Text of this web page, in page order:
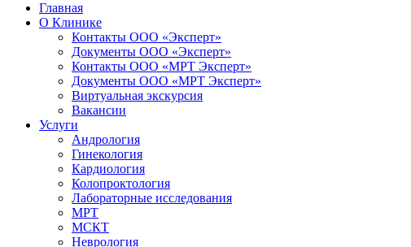
Главная
О Клинике
Контакты ООО «Эксперт»
Документы ООО «Эксперт»
Контакты ООО «МРТ Эксперт»
Документы ООО «МРТ Эксперт»
Виртуальная экскурсия
Вакансии
Услуги
Андрология
Гинекология
Кардиология
Колопроктология
Лабораторные исследования
МРТ
МСКТ
Неврология